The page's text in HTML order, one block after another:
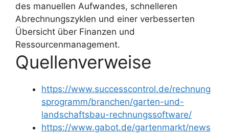
des manuellen Aufwandes, schnelleren
Abrechnungszyklen und einer verbesserten
Übersicht über Finanzen und
Ressourcenmanagement.
Quellenverweise
https://www.successcontrol.de/rechnung
sprogramm/branchen/garten-und-
landschaftsbau-rechnungssoftware/
https://www.gabot.de/gartenmarkt/news